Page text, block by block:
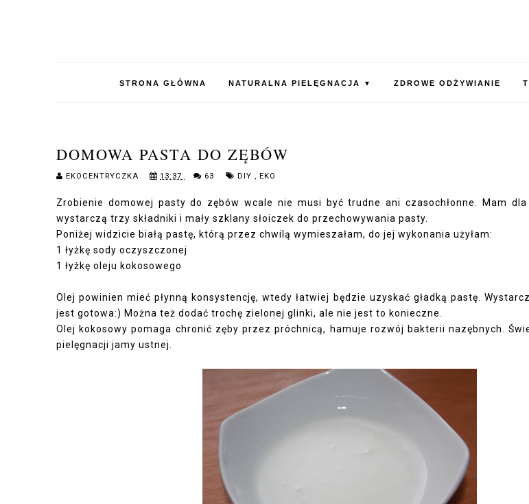
STRONA GŁÓWNA NATURALNA PIELĘGNACJA ▼ ZDROWE ODŻYWIANIE
DOMOWA PASTA DO ZĘBÓW
EKOCENTRYCZKA 13:37 63 DIY , EKO
Zrobienie domowej pasty do zębów wcale nie musi być trudne ani czasochłonne. Mam
wystarczą trzy składniki i mały szklany słoiczek do przechowywania pasty.
Poniżej widzicie białą pastę, którą przez chwilą wymieszałam, do jej wykonania użyłam:
1 łyżkę sody oczyszczonej
1 łyżkę oleju kokosowego
Olej powinien mieć płynną konsystencję, wtedy łatwiej będzie uzyskać gładką pastę.
jest gotowa:) Można też dodać trochę zielonej glinki, ale nie jest to konieczne.
Olej kokosowy pomaga chronić zęby przez próchnicą, hamuje rozwój bakterii nazębnych.
pielęgnacji jamy ustnej.